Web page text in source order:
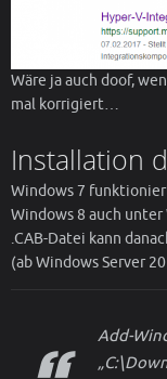
Wäre ja auch doof,
mal korrigiert…
Installation
Windows 7
Windows 8 auch
.CAB-Datei kann
(ab Windows Server
Add-